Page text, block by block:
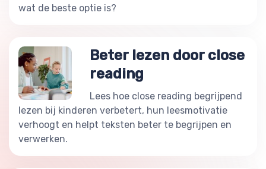
wat de beste optie is?
Beter lezen door close
reading
Lees hoe close reading begrijpend
lezen bij kinderen verbetert, hun leesmotivatie
verhoogt en helpt teksten beter te begrijpen en
verwerken.